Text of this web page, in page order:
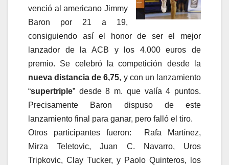
venció al americano Jimmy
Baron por 21 a 19,
consiguiendo así el honor de ser el mejor
lanzador de la ACB y los 4.000 euros de
premio. Se celebró la competición desde la
nueva distancia de 6,75, y con un lanzamiento
“supertriple” desde 8 m. que valía 4 puntos.
Precisamente Baron dispuso de este
lanzamiento final para ganar, pero falló el tiro.
Otros participantes fueron: Rafa Martínez,
Mirza Teletovic, Juan C. Navarro, Uros
Tripkovic, Clay Tucker, y Paolo Quinteros, los